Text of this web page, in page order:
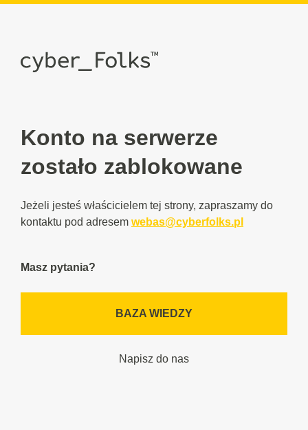
Konto na serwerze
zostało zablokowane
Jeżeli jesteś właścicielem tej strony, zapraszamy do
kontaktu pod adresem webas@cyberfolks.pl
Masz pytania?
BAZA WIEDZY
Napisz do nas